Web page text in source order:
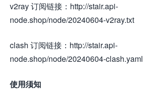
v2ray 订阅链接：http://stair.api-
node.shop/node/20240604-v2ray.txt
clash 订阅链接：http://stair.api-
node.shop/node/20240604-clash.yaml
使用须知